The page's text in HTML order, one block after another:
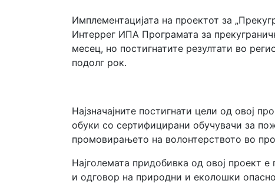
Имплементацијата на проектот за
Интеррег ИПА Програмата за
месец, но постигнатите резултати во
подолг рок.
Најзначајните постигнати цели од овој
обуки со сертифицирани обучувачи за
промовирањето на волонтерството во
Најголемата придобивка од овој проект
и одговор на природни и еколошки